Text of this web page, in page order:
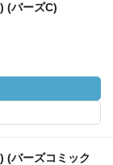
(バーズC)
(バーズコミック